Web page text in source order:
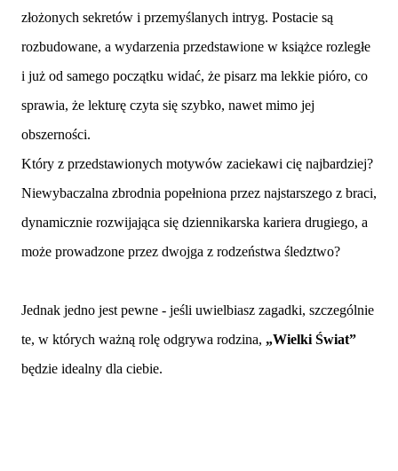
złożonych sekretów i przemyślanych intryg. Postacie są
rozbudowane, a wydarzenia przedstawione w książce rozległe
i już od samego początku widać, że pisarz ma lekkie pióro, co
sprawia, że lekturę czyta się szybko, nawet mimo jej
obszerności.
Który z przedstawionych motywów zaciekawi cię najbardziej?
Niewybaczalna zbrodnia popełniona przez najstarszego z braci,
dynamicznie rozwijająca się dziennikarska kariera drugiego, a
może prowadzone przez dwojga z rodzeństwa śledztwo?
Jednak jedno jest pewne - jeśli uwielbiasz zagadki, szczególnie
te, w których ważną rolę odgrywa rodzina, „Wielki Świat”
będzie idealny dla ciebie.